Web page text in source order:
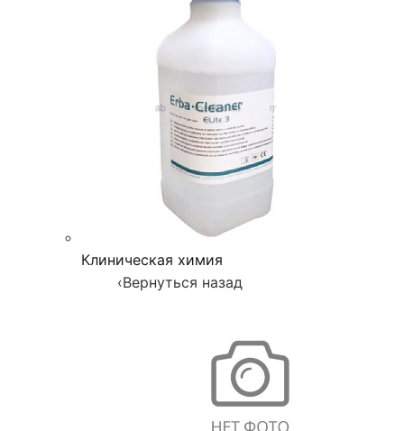
Клиническая химия
‹Вернуться назад